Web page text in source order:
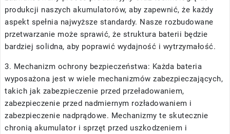
produkcji naszych akumulatorów, aby zapewnić, że każdy
aspekt spełnia najwyższe standardy. Nasze rozbudowane
przetwarzanie może sprawić, że struktura baterii będzie
bardziej solidna, aby poprawić wydajność i wytrzymałość.
3. Mechanizm ochrony bezpieczeństwa: Każda bateria
wyposażona jest w wiele mechanizmów zabezpieczających,
takich jak zabezpieczenie przed przeładowaniem,
zabezpieczenie przed nadmiernym rozładowaniem i
zabezpieczenie nadprądowe. Mechanizmy te skutecznie
chronią akumulator i sprzęt przed uszkodzeniem i